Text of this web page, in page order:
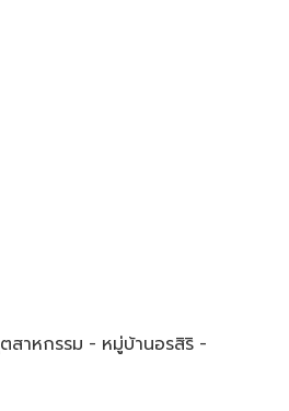
สาหกรรม - หมู่บ้านอรสิริ -